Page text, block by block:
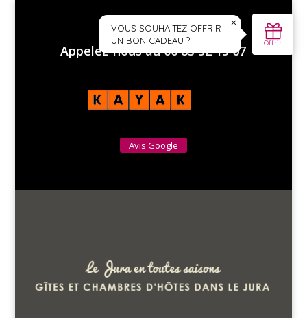
Appelez-nous au 06 83 32 15 67
Avis Google